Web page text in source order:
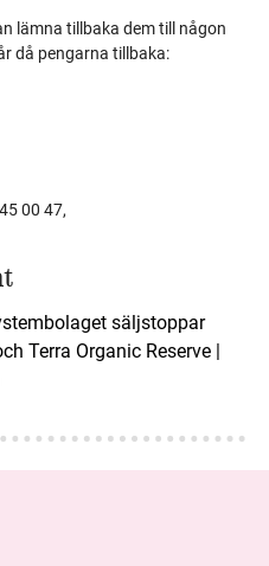
lämna tillbaka dem till någon
då pengarna tillbaka:
00 47,
säljstoppar
Terra Organic Reserve |